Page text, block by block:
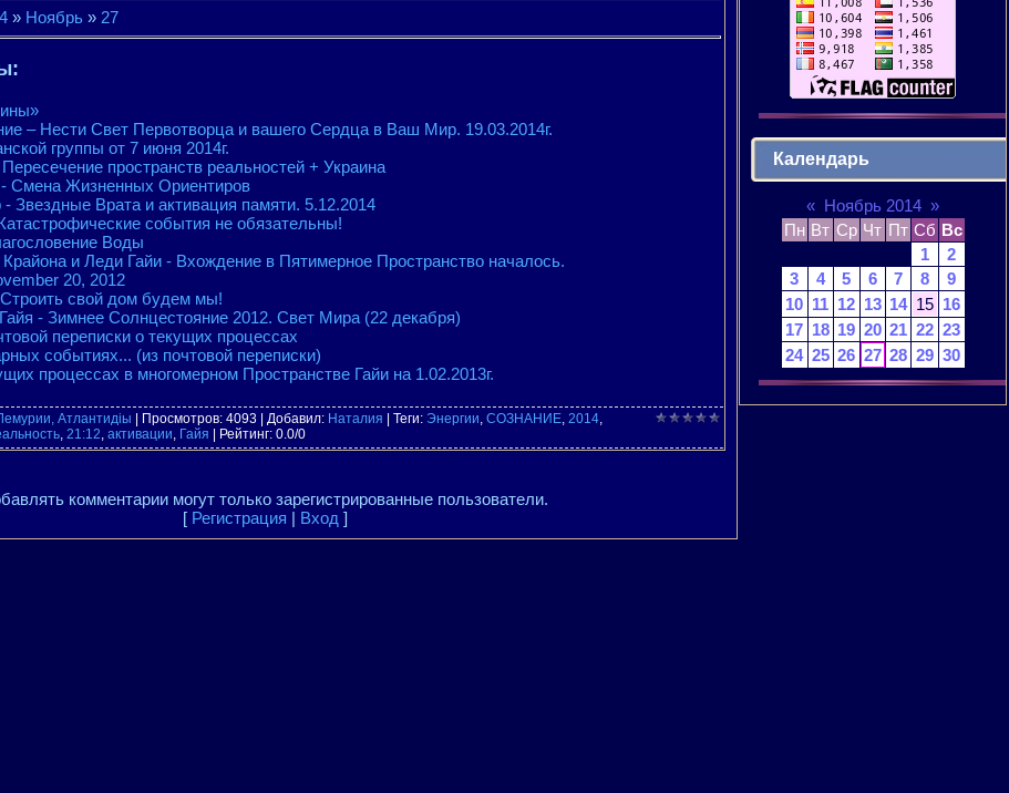
» Ноябрь » 27
– Нести Свет Первотворца и вашего Сердца в Ваш Мир. 19.03.2014г.
группы от 7 июня 2014г.
пространств реальностей + Украина
Смена Жизненных Ориентиров
Звездные Врата и активация памяти. 5.12.2014
события не обязательны!
Воды
и Леди Гайи - Вхождение в Пятимерное Пространство началось.
20, 2012
свой дом будем мы!
- Зимнее Солнцестояние 2012. Свет Мира (22 декабря)
переписки о текущих процессах
событиях... (из почтовой переписки)
процессах в многомерном Пространстве Гайи на 1.02.2013г.
Атлантидіы Просмотров: 4093 | Добавил: Наталия Теги: Энергии, СОЗНАНИЕ, 2014,
, 21:12, активации, Гайя Рейтинг: 0.0/0
комментарии могут только зарегистрированные пользователи.
[ Регистрация | Вход ]
Календарь
« Ноябрь 2014 »
Пн Вт Ср Чт Пт Сб Вс
1
2
3
4 5 6 7 8
9
10 11 12 13 14 15 16
17 18 19 20 21 22 23
24 25 26 27 28 29 30